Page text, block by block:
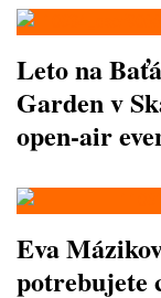
Leto na
Garden v
open-air
Eva
potrebujete